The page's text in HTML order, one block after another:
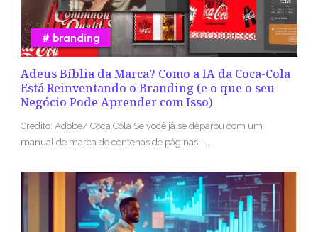
Adeus Bíblia da Marca? Como a IA da Coca-Cola
Está Reinventando o Branding (e o que o seu
Negócio Pode Aprender com Isso)
branding
Crédito: Adobe/ Coca Cola Se você já se deparou com um
manual de marca de centenas de páginas –...